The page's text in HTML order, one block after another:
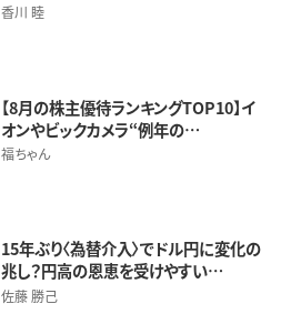
香川 睦
【8月の株主優待ランキングTOP10】イ
オンやビックカメラ“例年の…
福ちゃん
15年ぶり〈為替介入〉でドル円に変化の
兆し？円高の恩恵を受けやすい…
佐藤 勝己